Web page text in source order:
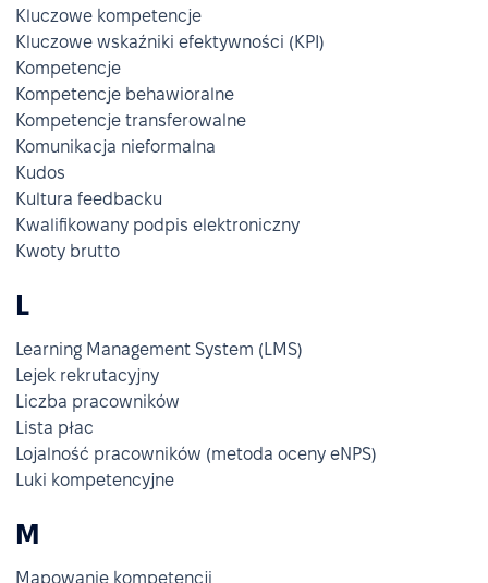
Kluczowe kompetencje
Kluczowe wskaźniki efektywności (KPI)
Kompetencje
Kompetencje behawioralne
Kompetencje transferowalne
Komunikacja nieformalna
Kudos
Kultura feedbacku
Kwalifikowany podpis elektroniczny
Kwoty brutto
L
Learning Management System (LMS)
Lejek rekrutacyjny
Liczba pracowników
Lista płac
Lojalność pracowników (metoda oceny eNPS)
Luki kompetencyjne
M
Mapowanie kompetencji